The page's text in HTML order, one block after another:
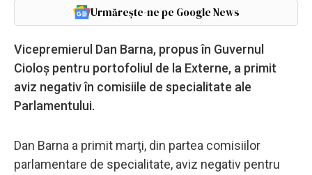
Urmărește-ne pe Google News
Vicepremierul Dan Barna, propus în Guvernul
Cioloș pentru portofoliul de la Externe, a primit
aviz negativ în comisiile de specialitate ale
Parlamentului.
Dan Barna a primit marţi, din partea comisiilor
parlamentare de specialitate, aviz negativ pentru